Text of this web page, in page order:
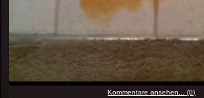
Kommentare ansehen... (0)